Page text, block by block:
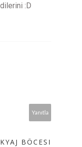
:D
Yanıtla
BÖCESI